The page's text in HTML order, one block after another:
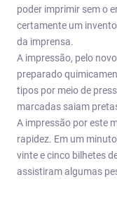
poder imprimir sem o
certamente um
da imprensa.
A impressão, pelo
preparado
tipos por meio de
marcadas saiam
A impressão por este
rapidez. Em um
vinte e cinco bilhetes
assistiram algumas